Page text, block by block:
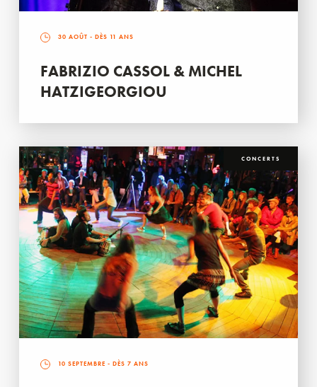
30 AOÛT - DÈS 11 ANS
FABRIZIO CASSOL & MICHEL
HATZIGEORGIOU
CONCERTS
10 SEPTEMBRE - DÈS 7 ANS